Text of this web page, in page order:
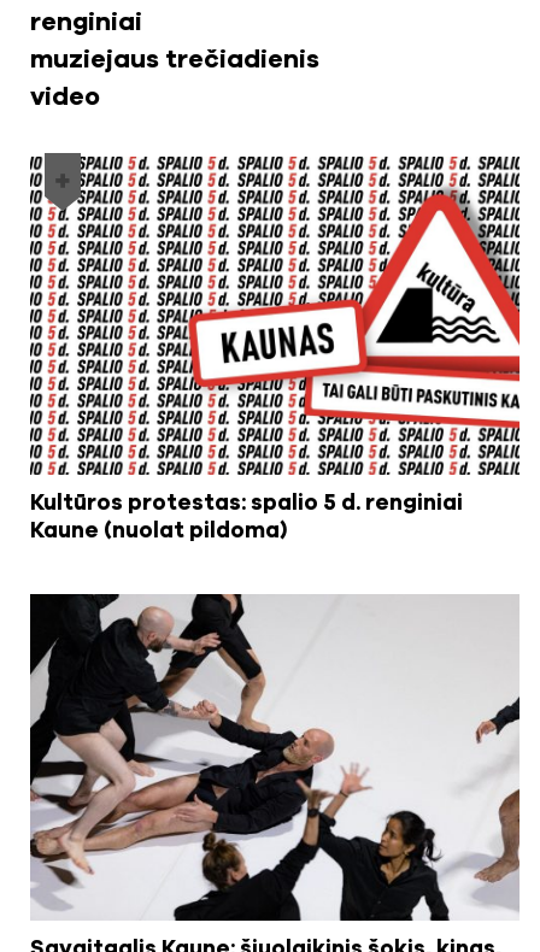
Kultūros protestas: spalio 5 d. renginiai
Kaune (nuolat pildoma)
renginiai
muziejaus trečiadienis
video